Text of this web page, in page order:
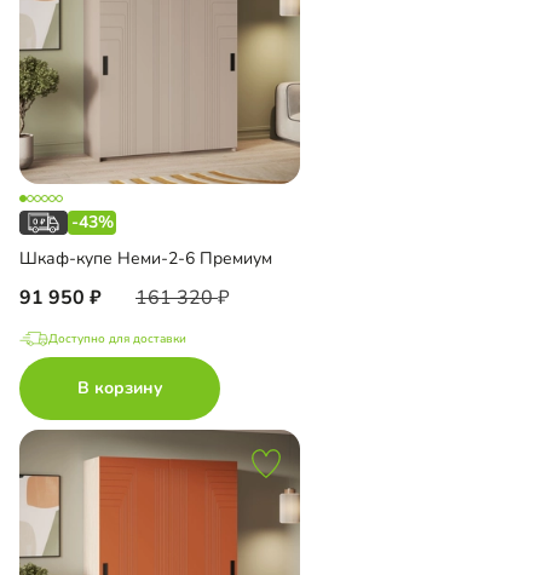
-43%
Шкаф-купе Неми-2-6 Премиум
91 950 161 320
Доступно для доставки
В корзину